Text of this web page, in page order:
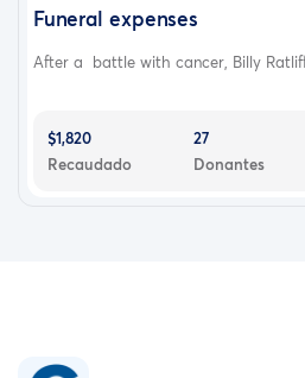
Funeral expenses
After a battle with cancer, Billy
$1,820
Recaudado
27
Donantes